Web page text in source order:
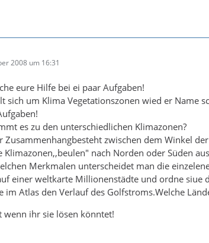
2008 um 16:31
eure Hilfe bei ei paar Aufgaben!
sich um Klima Vegetationszonen wied er Name
es zu den unterschiedlichen Klimazonen?
Zusammenhangbesteht zwischen dem Winkel
Klimazonen,,beulen" nach Norden oder Süden
Merkmalen unterscheidet man die
einer weltkarte Millionenstädte und ordne siue
im Atlas den Verlauf des Golfstroms.Welche
wenn ihr sie lösen könntet!